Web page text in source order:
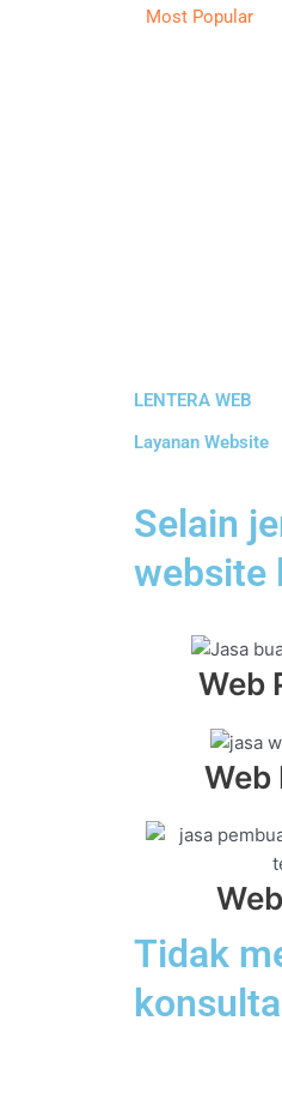
Most Popular
LENTERA WEB
Layanan Website
Selain
website
Web
Web
Tidak